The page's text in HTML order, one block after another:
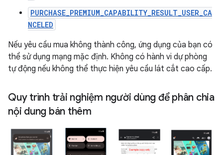
PURCHASE_PREMIUM_CAPABILITY_RESULT_USER_CA
NCELED
Nếu yêu cầu mua không thành công, ứng dụng của bạn có
thể sử dụng mạng mặc định. Không có hành vi dự phòng
tự động nếu không thể thực hiện yêu cầu lát cắt cao cấp.
Quy trình trải nghiệm người dùng để phân chia
nội dung bán thêm